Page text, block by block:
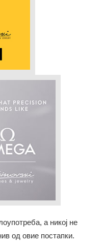
а никој не
од овие постапки.